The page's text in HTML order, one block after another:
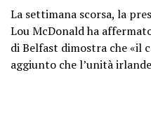
La settimana scorsa, la
Lou McDonald ha
di Belfast dimostra che «il
aggiunto che l’unità